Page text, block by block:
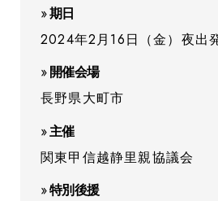
期日
2024年2月16日（金）夜出
開催会場
長野県大町市
主催
関東甲信越静里親協議会
特別後援